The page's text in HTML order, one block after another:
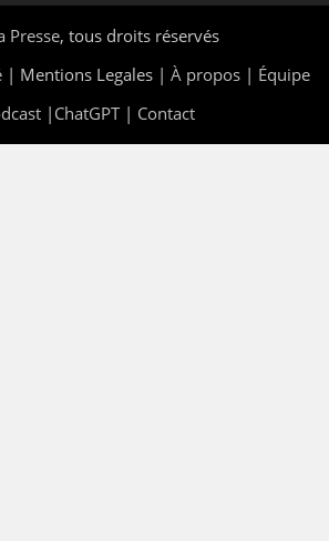
Presse, tous droits réservés
| Mentions Legales | À propos | Équipe
| ChatGPT| Contact